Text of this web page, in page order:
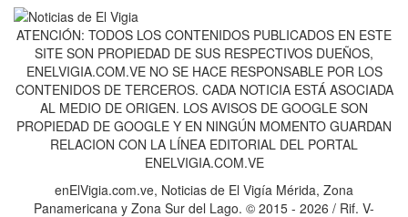
ATENCIÓN: TODOS LOS CONTENIDOS PUBLICADOS EN ESTE
SITE SON PROPIEDAD DE SUS RESPECTIVOS DUEÑOS,
ENELVIGIA.COM.VE NO SE HACE RESPONSABLE POR LOS
CONTENIDOS DE TERCEROS. CADA NOTICIA ESTÁ ASOCIADA
AL MEDIO DE ORIGEN. LOS AVISOS DE GOOGLE SON
PROPIEDAD DE GOOGLE Y EN NINGÚN MOMENTO GUARDAN
RELACION CON LA LÍNEA EDITORIAL DEL PORTAL
ENELVIGIA.COM.VE
enElVigia.com.ve, Noticias de El Vigía Mérida, Zona
Panamericana y Zona Sur del Lago. © 2015 - 2026 / Rif. V-